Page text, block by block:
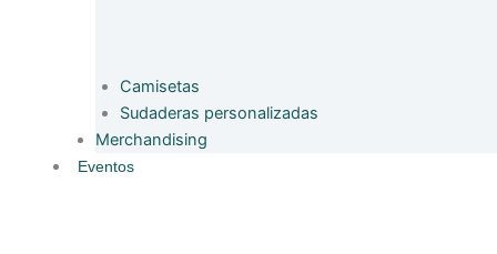
Camisetas
Sudaderas personalizadas
Merchandising
Eventos